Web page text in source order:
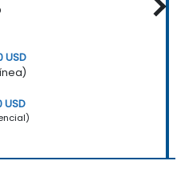
USD
USD